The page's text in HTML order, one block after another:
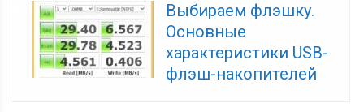
Выбираем флэшку.
Основные
характеристики USB-
флэш-накопителей